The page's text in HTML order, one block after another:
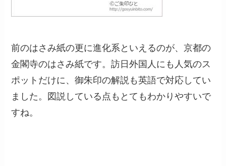
前のはさみ紙の更に進化系といえるのが、京都の
金閣寺のはさみ紙です。訪日外国人にも人気のス
ポットだけに、御朱印の解説も英語で対応してい
ました。図説している点もとてもわかりやすいで
すね。